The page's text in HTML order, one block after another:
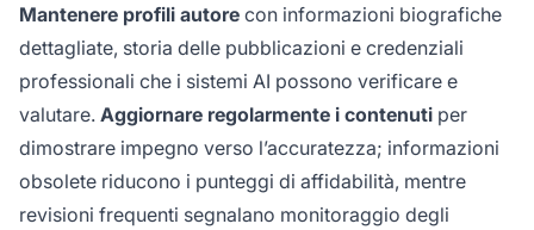
Mantenere profili autore con informazioni biografiche
dettagliate, storia delle pubblicazioni e credenziali
professionali che i sistemi AI possono verificare e
valutare. Aggiornare regolarmente i contenuti per
dimostrare impegno verso l’accuratezza; informazioni
obsolete riducono i punteggi di affidabilità, mentre
revisioni frequenti segnalano monitoraggio degli